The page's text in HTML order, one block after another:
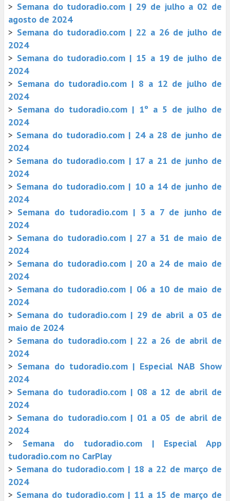
> Semana do tudoradio.com | 29 de julho a 02 de
agosto de 2024
> Semana do tudoradio.com | 22 a 26 de julho de
2024
> Semana do tudoradio.com | 15 a 19 de julho de
2024
> Semana do tudoradio.com | 8 a 12 de julho de
2024
> Semana do tudoradio.com | 1º a 5 de julho de
2024
> Semana do tudoradio.com | 24 a 28 de junho de
2024
> Semana do tudoradio.com | 17 a 21 de junho de
2024
> Semana do tudoradio.com | 10 a 14 de junho de
2024
> Semana do tudoradio.com | 3 a 7 de junho de
2024
> Semana do tudoradio.com | 27 a 31 de maio de
2024
> Semana do tudoradio.com | 20 a 24 de maio de
2024
> Semana do tudoradio.com | 06 a 10 de maio de
2024
> Semana do tudoradio.com | 29 de abril a 03 de
maio de 2024
> Semana do tudoradio.com | 22 a 26 de abril de
2024
> Semana do tudoradio.com | Especial NAB Show
2024
> Semana do tudoradio.com | 08 a 12 de abril de
2024
> Semana do tudoradio.com | 01 a 05 de abril de
2024
> Semana do tudoradio.com | Especial App
tudoradio.com no CarPlay
> Semana do tudoradio.com | 18 a 22 de março de
2024
> Semana do tudoradio.com | 11 a 15 de março de